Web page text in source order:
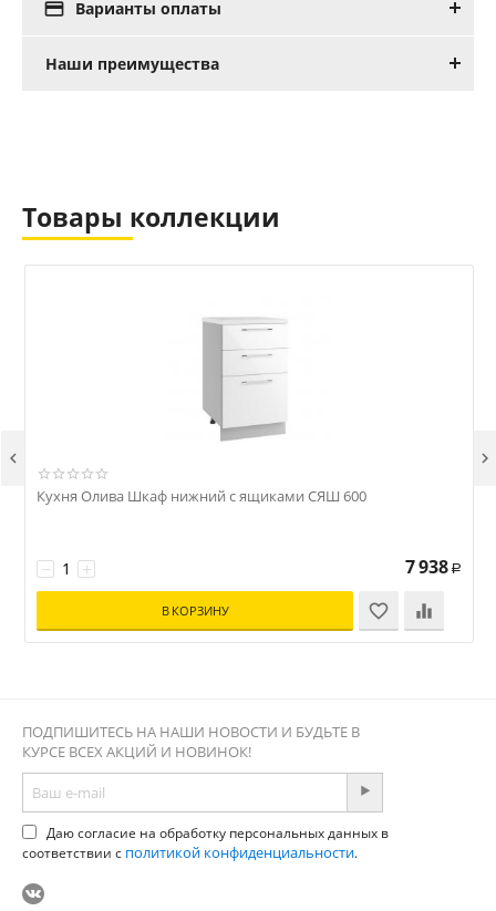
 Варианты оплаты
Наши преимущества
Товары коллекции
Кухня Олива Шкаф нижний с ящиками СЯШ 600
+
− 7 938 Р
В КОРЗИНУ
 
ПОДПИШИТЕСЬ НА НАШИ НОВОСТИ И БУДЬТЕ В
КУРСЕ ВСЕХ АКЦИЙ И НОВИНОК!
Даю согласие на обработку персональных данных в
соответствии с политикой конфиденциальности.